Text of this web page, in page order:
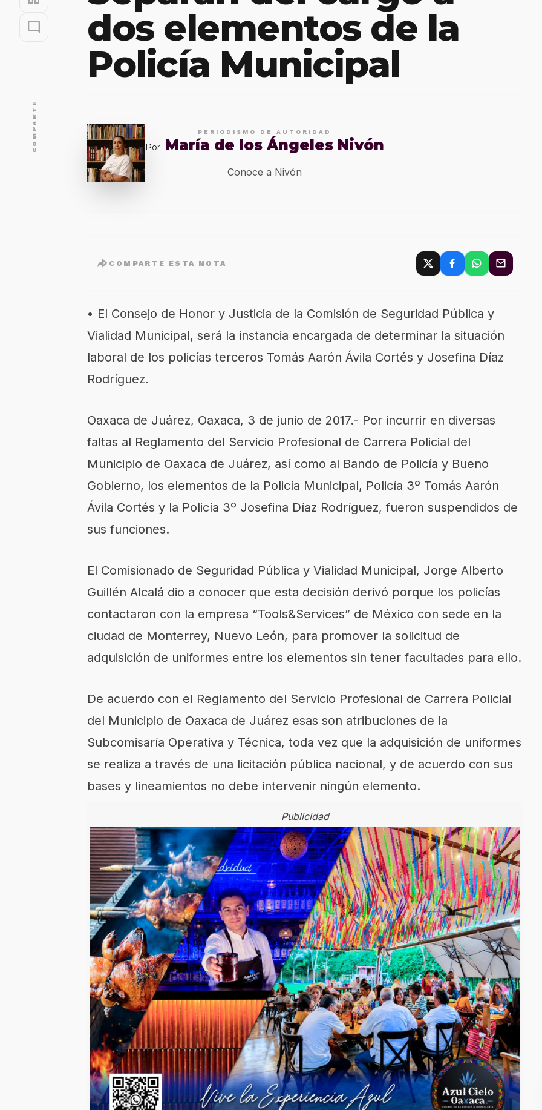
mode_comment
COMPARTE
dos elementos de la
Policía Municipal
PERIODISMO DE AUTORIDAD
Por María de los Ángeles Nivón
Conoce a Nivón
COMPARTE ESTA NOTA
• El Consejo de Honor y Justicia de la Comisión de Seguridad Pública y
Vialidad Municipal, será la instancia encargada de determinar la situación
laboral de los policías terceros Tomás Aarón Ávila Cortés y Josefina Díaz
Rodríguez.
Oaxaca de Juárez, Oaxaca, 3 de junio de 2017.- Por incurrir en diversas
faltas al Reglamento del Servicio Profesional de Carrera Policial del
Municipio de Oaxaca de Juárez, así como al Bando de Policía y Bueno
Gobierno, los elementos de la Policía Municipal, Policía 3º Tomás Aarón
Ávila Cortés y la Policía 3º Josefina Díaz Rodríguez, fueron suspendidos de
sus funciones.
El Comisionado de Seguridad Pública y Vialidad Municipal, Jorge Alberto
Guillén Alcalá dio a conocer que esta decisión derivó porque los policías
contactaron con la empresa “Tools&Services” de México con sede en la
ciudad de Monterrey, Nuevo León, para promover la solicitud de
adquisición de uniformes entre los elementos sin tener facultades para ello.
De acuerdo con el Reglamento del Servicio Profesional de Carrera Policial
del Municipio de Oaxaca de Juárez esas son atribuciones de la
Subcomisaría Operativa y Técnica, toda vez que la adquisición de uniformes
se realiza a través de una licitación pública nacional, y de acuerdo con sus
bases y lineamientos no debe intervenir ningún elemento.
Publicidad